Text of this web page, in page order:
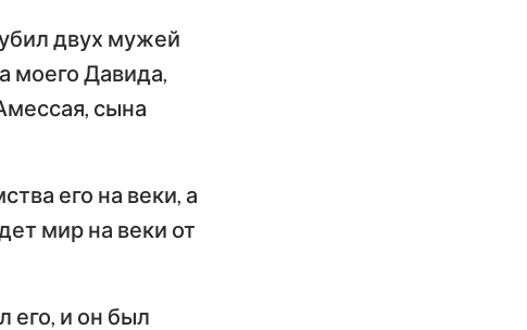
убил двух мужей
моего Давида,
сына
его на веки, а
мир на веки от
его, и он был